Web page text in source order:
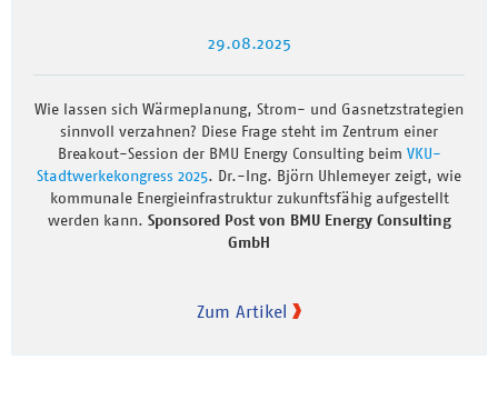
29.08.2025
Wie lassen sich Wärmeplanung, Strom- und Gasnetzstrategien
sinnvoll verzahnen? Diese Frage steht im Zentrum einer
Breakout-Session der BMU Energy Consulting beim VKU-
Stadtwerkekongress 2025. Dr.-Ing. Björn Uhlemeyer zeigt, wie
kommunale Energieinfrastruktur zukunftsfähig aufgestellt
werden kann. Sponsored Post von BMU Energy Consulting
GmbH
Zum Artikel